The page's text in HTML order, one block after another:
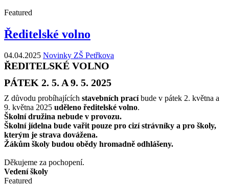
Featured
Ředitelské volno
04.04.2025 Novinky ZŠ Petřkova
ŘEDITELSKÉ VOLNO
PÁTEK 2. 5. A 9. 5. 2025
Z důvodu probíhajících stavebních pracíbude v pátek 2. května a
9. května 2025 uděleno ředitelské volno.
Školní družina nebude v provozu.
Školní jídelna bude vařit pouze pro cizí strávníky a pro školy,
kterým je strava dovážena.
Žákům školy budou obědy hromadně odhlášeny.
Děkujeme za pochopení.
Vedení školy
Featured